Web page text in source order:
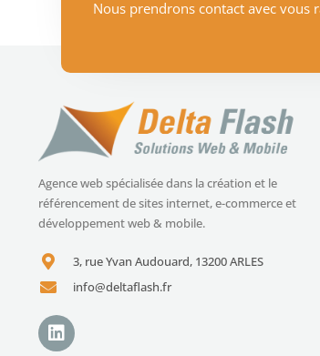
Nous prendrons contact avec vous
Agence web spécialisée dans la création et le
référencement de sites internet, e-commerce et
développement web & mobile.
3, rue Yvan Audouard, 13200 ARLES
info@deltaflash.fr